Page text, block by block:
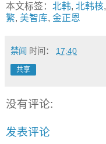
本文标签： 北韩, 北韩核,
繁, 美智库, 金正恩
禁闻 时间： 17:40
共享
没有评论:
发表评论